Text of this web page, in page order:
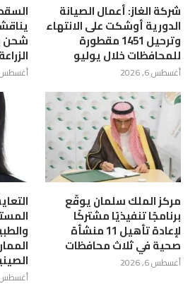
شركة الغاز: أعمال الصيانة
الدورية أوشكت على الانتهاء
وترحيل 1451 مقطورة
للمحافظات خلال يوليو
أغسطس 6, 2026
شحن
أغسطس 6,
مركز الملك سلمان يوقّع
برنامجًا تنفيذيًا مشتركًا
لإعادة تأهيل 11 منشأة
صحية في ثلاث محافظات
أغسطس 6, 2026
أغسطس 6,